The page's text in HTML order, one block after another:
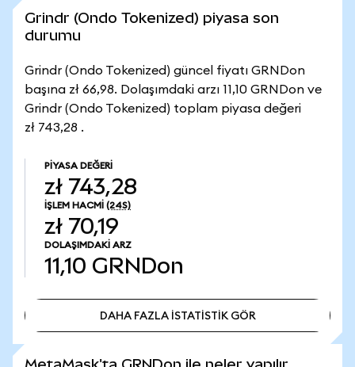
Grindr (Ondo Tokenized) piyasa son
durumu
Grindr (Ondo Tokenized) güncel fiyatı GRNDon
başına zł 66,98. Dolaşımdaki arzı 11,10 GRNDon ve
Grindr (Ondo Tokenized) toplam piyasa değeri
zł 743,28 .
PIYASA DEĞERI
zł 743,28
İŞLEM HACMI (24S)
zł 70,19
DOLAŞIMDAKI ARZ
11,10 GRNDon
DAHA FAZLA İSTATİSTİK GÖR